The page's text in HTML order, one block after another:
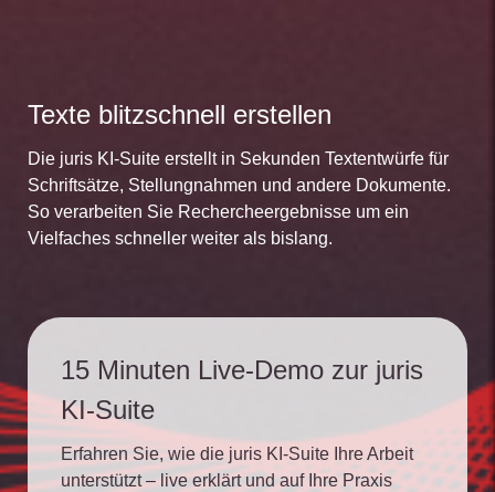
Texte blitzschnell erstellen
Die juris KI-Suite erstellt in Sekunden Textentwürfe für
Schriftsätze, Stellungnahmen und andere Dokumente.
So verarbeiten Sie Rechercheergebnisse um ein
Vielfaches schneller weiter als bislang.
15 Minuten Live-Demo zur juris
KI-Suite
Erfahren Sie, wie die juris KI-Suite Ihre Arbeit
unterstützt – live erklärt und auf Ihre Praxis